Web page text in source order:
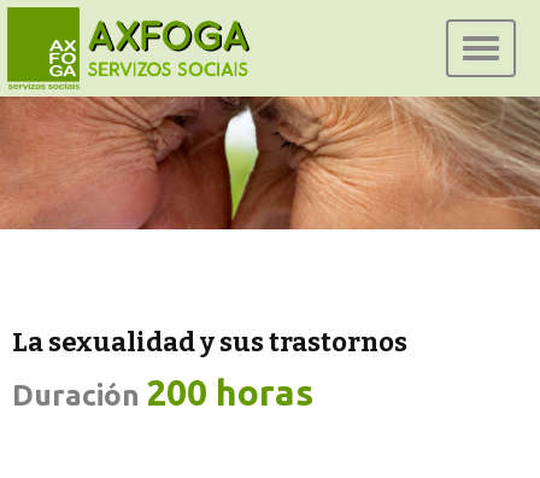
Ir
al
La sexualidad y sus trastornos
Duración 200 horas